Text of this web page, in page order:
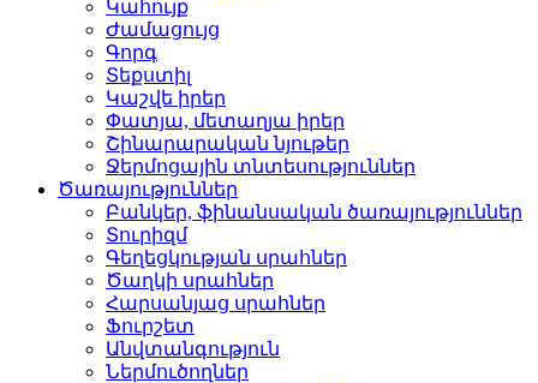
Կահույք­
Ժամացույց­
Գորգ­
Տեքստիլ­
Կաշվե իրեր­
Փատյա, մետաղյա իրեր­
Շինարարական նյութեր
Ջերմոցային տնտեսությո­ւններ
Ծառայություններ
Բանկեր, ֆինանսական ծա­ռայություններ
Տուրիզմ­
Գեղեցկության սրահներ­
Ծաղկի սրահներ­
Հարսանյաց սրահներ
Ֆուրշետ­
Անվտանգություն­
Ներմուծողներ­